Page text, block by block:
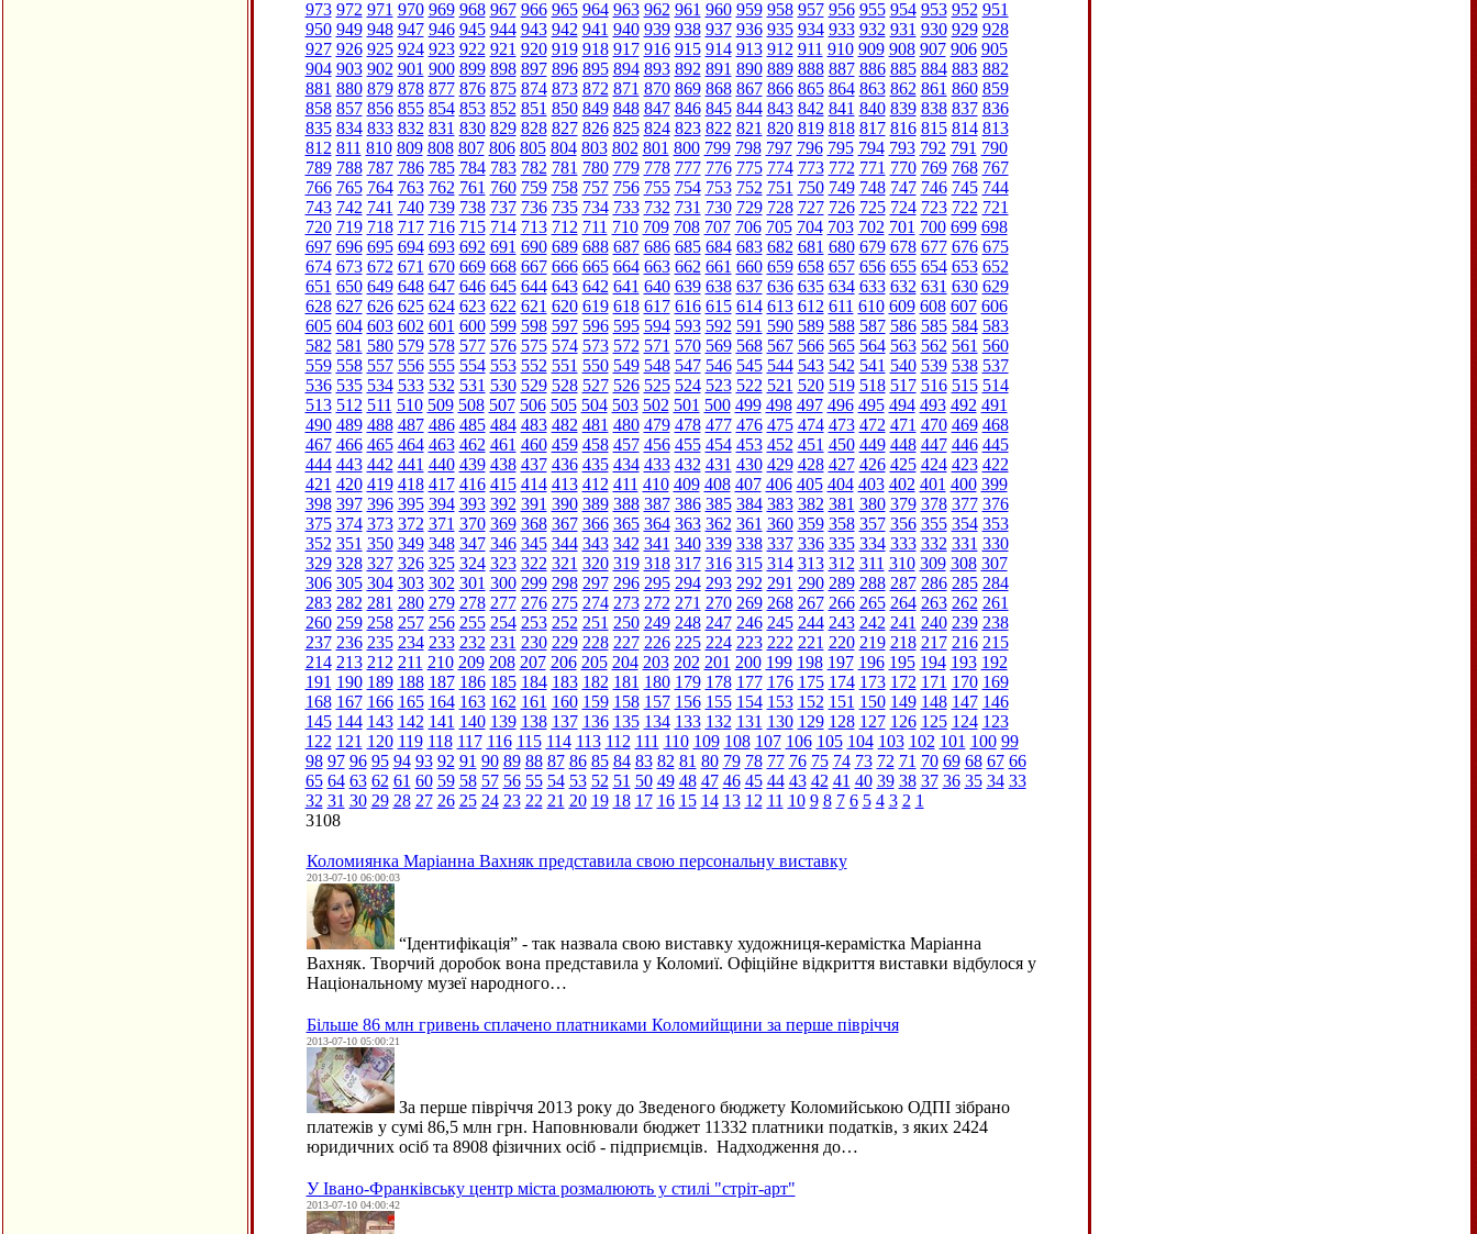
973 972 971 970 969 968 967 966 965 964 963 962 961 960 959 958 957 956 955 954 953 952 951
950 949 948 947 946 945 944 943 942 941 940 939 938 937 936 935 934 933 932 931 930 929 928
927 926 925 924 923 922 921 920 919 918 917 916 915 914 913 912 911 910 909 908 907 906 905
904 903 902 901 900 899 898 897 896 895 894 893 892 891 890 889 888 887 886 885 884 883 882
881 880 879 878 877 876 875 874 873 872 871 870 869 868 867 866 865 864 863 862 861 860 859
858 857 856 855 854 853 852 851 850 849 848 847 846 845 844 843 842 841 840 839 838 837 836
835 834 833 832 831 830 829 828 827 826 825 824 823 822 821 820 819 818 817 816 815 814 813
812 811 810 809 808 807 806 805 804 803 802 801 800 799 798 797 796 795 794 793 792 791 790
789 788 787 786 785 784 783 782 781 780 779 778 777 776 775 774 773 772 771 770 769 768 767
766 765 764 763 762 761 760 759 758 757 756 755 754 753 752 751 750 749 748 747 746 745 744
743 742 741 740 739 738 737 736 735 734 733 732 731 730 729 728 727 726 725 724 723 722 721
720 719 718 717 716 715 714 713 712 711 710 709 708 707 706 705 704 703 702 701 700 699 698
697 696 695 694 693 692 691 690 689 688 687 686 685 684 683 682 681 680 679 678 677 676 675
674 673 672 671 670 669 668 667 666 665 664 663 662 661 660 659 658 657 656 655 654 653 652
651 650 649 648 647 646 645 644 643 642 641 640 639 638 637 636 635 634 633 632 631 630 629
628 627 626 625 624 623 622 621 620 619 618 617 616 615 614 613 612 611 610 609 608 607 606
605 604 603 602 601 600 599 598 597 596 595 594 593 592 591 590 589 588 587 586 585 584 583
582 581 580 579 578 577 576 575 574 573 572 571 570 569 568 567 566 565 564 563 562 561 560
559 558 557 556 555 554 553 552 551 550 549 548 547 546 545 544 543 542 541 540 539 538 537
536 535 534 533 532 531 530 529 528 527 526 525 524 523 522 521 520 519 518 517 516 515 514
513 512 511 510 509 508 507 506 505 504 503 502 501 500 499 498 497 496 495 494 493 492 491
490 489 488 487 486 485 484 483 482 481 480 479 478 477 476 475 474 473 472 471 470 469 468
467 466 465 464 463 462 461 460 459 458 457 456 455 454 453 452 451 450 449 448 447 446 445
444 443 442 441 440 439 438 437 436 435 434 433 432 431 430 429 428 427 426 425 424 423 422
421 420 419 418 417 416 415 414 413 412 411 410 409 408 407 406 405 404 403 402 401 400 399
398 397 396 395 394 393 392 391 390 389 388 387 386 385 384 383 382 381 380 379 378 377 376
375 374 373 372 371 370 369 368 367 366 365 364 363 362 361 360 359 358 357 356 355 354 353
352 351 350 349 348 347 346 345 344 343 342 341 340 339 338 337 336 335 334 333 332 331 330
329 328 327 326 325 324 323 322 321 320 319 318 317 316 315 314 313 312 311 310 309 308 307
306 305 304 303 302 301 300 299 298 297 296 295 294 293 292 291 290 289 288 287 286 285 284
283 282 281 280 279 278 277 276 275 274 273 272 271 270 269 268 267 266 265 264 263 262 261
260 259 258 257 256 255 254 253 252 251 250 249 248 247 246 245 244 243 242 241 240 239 238
237 236 235 234 233 232 231 230 229 228 227 226 225 224 223 222 221 220 219 218 217 216 215
214 213 212 211 210 209 208 207 206 205 204 203 202 201 200 199 198 197 196 195 194 193 192
191 190 189 188 187 186 185 184 183 182 181 180 179 178 177 176 175 174 173 172 171 170 169
168 167 166 165 164 163 162 161 160 159 158 157 156 155 154 153 152 151 150 149 148 147 146
145 144 143 142 141 140 139 138 137 136 135 134 133 132 131 130 129 128 127 126 125 124 123
122 121 120 119 118 117 116 115 114 113 112 111 110 109 108 107 106 105 104 103 102 101 100 99
98 97 96 95 94 93 92 91 90 89 88 87 86 85 84 83 82 81 80 79 78 77 76 75 74 73 72 71 70 69 68 67 66
65 64 63 62 61 60 59 58 57 56 55 54 53 52 51 50 49 48 47 46 45 44 43 42 41 40 39 38 37 36 35 34 33
32 31 30 29 28 27 26 25 24 23 22 21 20 19 18 17 16 15 14 13 12 11 10 9 8 7 6 5 4 3 2 1
3108
Коломиянка Маріанна Вахняк представила свою персональну виставку
2013-07-10 06:00:03
“Ідентифікація” - так назвала свою виставку художниця-керамістка Маріанна
Вахняк. Творчий доробок вона представила у Коломиї. Офіційне відкриття виставки відбулося у
Національному музеї народного…
Більше 86 млн гривень сплачено платниками Коломийщини за перше півріччя
2013-07-10 05:00:21
За перше півріччя 2013 року до Зведеного бюджету Коломийською ОДПІ зібрано
платежів у сумі 86,5 млн грн. Наповнювали бюджет 11332 платники податків, з яких 2424
юридичних осіб та 8908 фізичних осіб - підприємців. Надходження до…
У Івано-Франківську центр міста розмалюють у стилі "стріт-арт"
2013-07-10 04:00:42